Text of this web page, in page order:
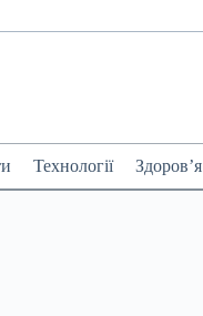
Технології Здоров’я